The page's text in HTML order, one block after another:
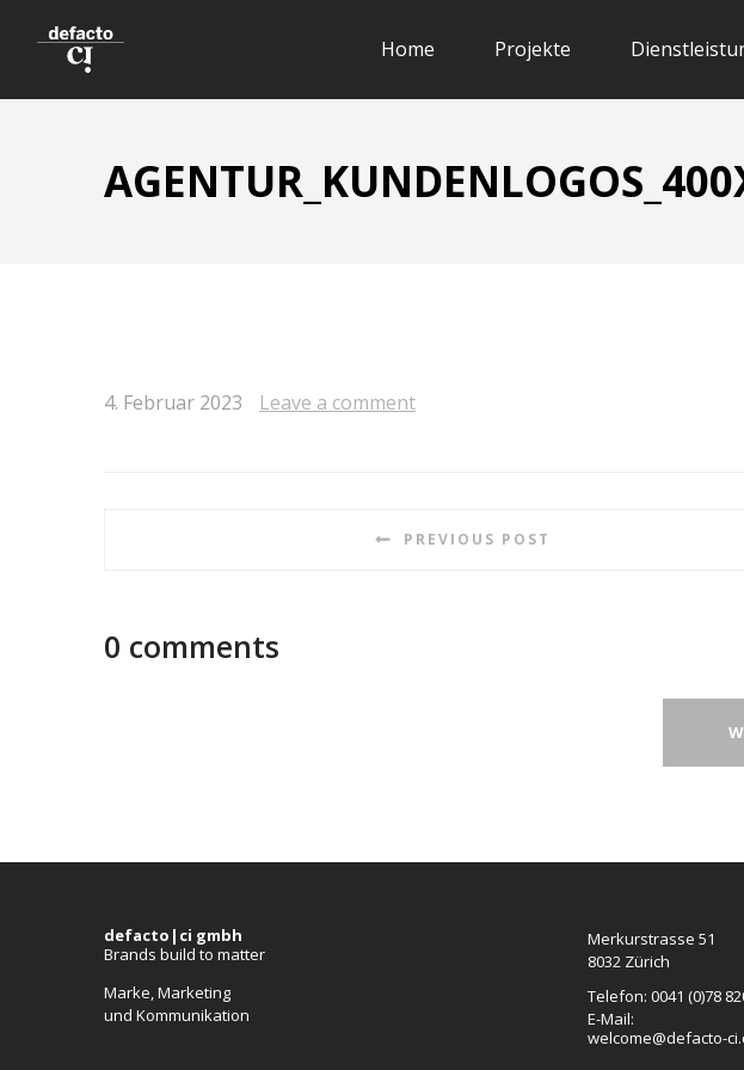
Home Projekte
4. Februar 2023 Leave a comment
PREVIOUS POST
0 comments
defacto|ci gmbh
Brands build to matter
Marke, Marketing
und Kommunikation
Merkurstrasse 51
8032 Zürich
Telefon: 0041 (0)78
E-Mail:
welcome@defacto-